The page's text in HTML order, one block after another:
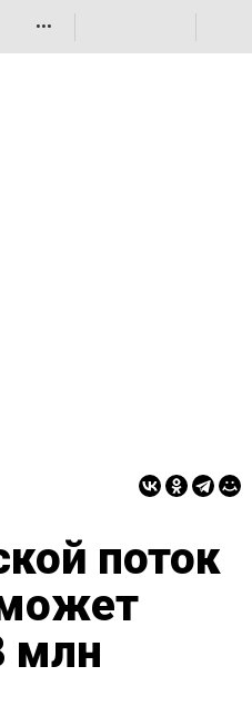
•••
поток
млн